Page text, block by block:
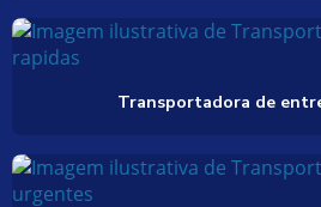
Transportadora de